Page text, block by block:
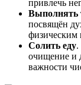
привлечь
Выполнять
посвящён
физическим
Солить еду.
очищение и
важности